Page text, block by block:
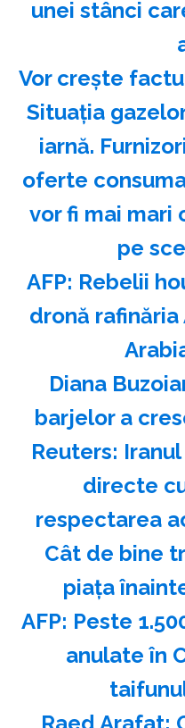
unei stânci
Vor crește
Situația
iarnă.
oferte
vor fi mai mari
pe
AFP: Rebelii
dronă rafinăria
Diana
barjelor a
Reuters:
directe
respectarea
Cât de bine
piața
AFP: Peste
anulate în